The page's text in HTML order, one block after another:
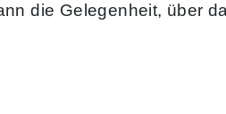
die Gelegenheit, über